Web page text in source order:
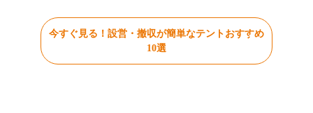
今すぐ見る！設営・撤収が簡単なテントおすすめ
10選